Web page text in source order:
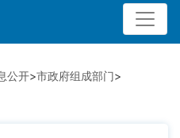
公开>市政府组成部门>